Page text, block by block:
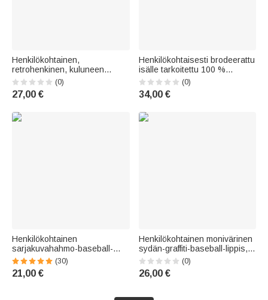
Henkilökohtainen,
retrohenkinen, kuluneen
näköinen numero-jalkapallo-
applikaatio, hengittävä
baseball-lippis –
ottelupäivän lahja
(0)
27,00 €
Henkilökohtaisesti brodeerattu
isälle tarkoitettu 100 %
puuvillainen retro-baseball-
lippis, johon voi brodeerata 1–
6 nimeä – isänpäivä- ja
(0)
34,00 €
Henkilökohtainen
sarjakuvahahmo-baseball-
lippis, jossa hevosen
takanäkymä ja nimi – arjen
vaatteeksi tai
(30)
21,00 €
Henkilökohtainen monivärinen
sydän-graffiti-baseball-lippis,
jossa on nimi –
syntymäpäivälahja miehille ja
naisille
(0)
26,00 €